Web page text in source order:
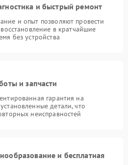
и быстрый ремонт
и опыт позволяют провести
в кратчайшие
без устройства
и запчасти
гарантия на
детали, что
неисправностей
и бесплатная